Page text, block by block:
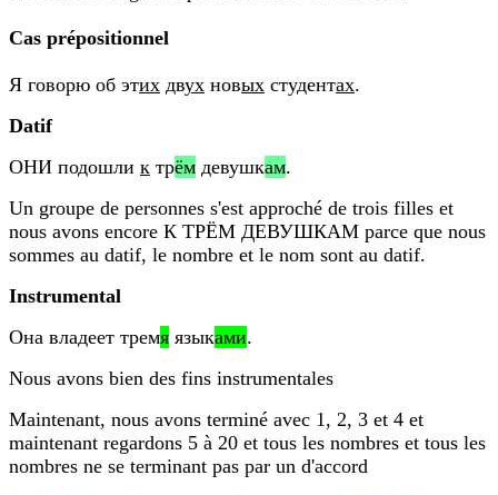
Cas prépositionnel
Я говорю об этих двух новых студентах.
Datif
ОНИ подошли к трём девушкам.
Un groupe de personnes s'est approché de trois filles et
nous avons encore К ТРЁМ ДЕВУШКАМ parce que nous
sommes au datif, le nombre et le nom sont au datif.
Instrumental
Она владеет тремя языками.
Nous avons bien des fins instrumentales
Maintenant, nous avons terminé avec 1, 2, 3 et 4 et
maintenant regardons 5 à 20 et tous les nombres et tous les
nombres ne se terminant pas par un d'accord